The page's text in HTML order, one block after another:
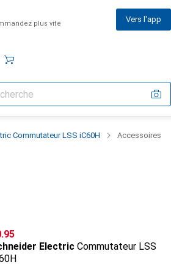
plus vite Vers l'app
Commutateur LSS iC60H Accessoires
Electric Commutateur LSS